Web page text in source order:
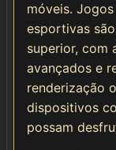
móveis.
esportivas
superior, com
avançados e
renderização
dispositivos
possam